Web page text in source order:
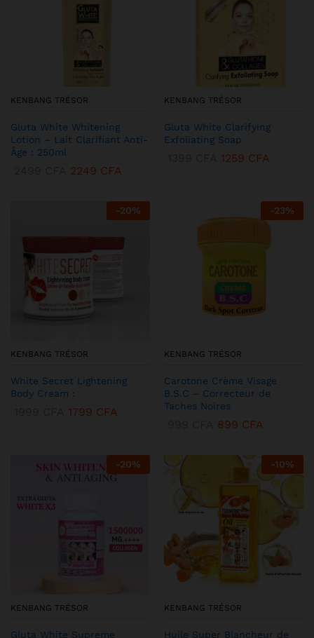
KENBANG TRÉSOR
Gluta White Whitening
Lotion – Lait Clarifiant Anti-
Âge : 250ml
2249 CFA
KENBANG TRÉSOR
Gluta White Clarifying
Exfoliating Soap
1259 CFA
-20%
KENBANG TRÉSOR
White Secret Lightening
Body Cream :
1799 CFA
-23%
KENBANG TRÉSOR
Carotone Crème Visage
B.S.C – Correcteur de
Taches Noires
899 CFA
-20%
KENBANG TRÉSOR
Gluta White Supreme
-10%
KENBANG TRÉSOR
Huile Super Blancheur de